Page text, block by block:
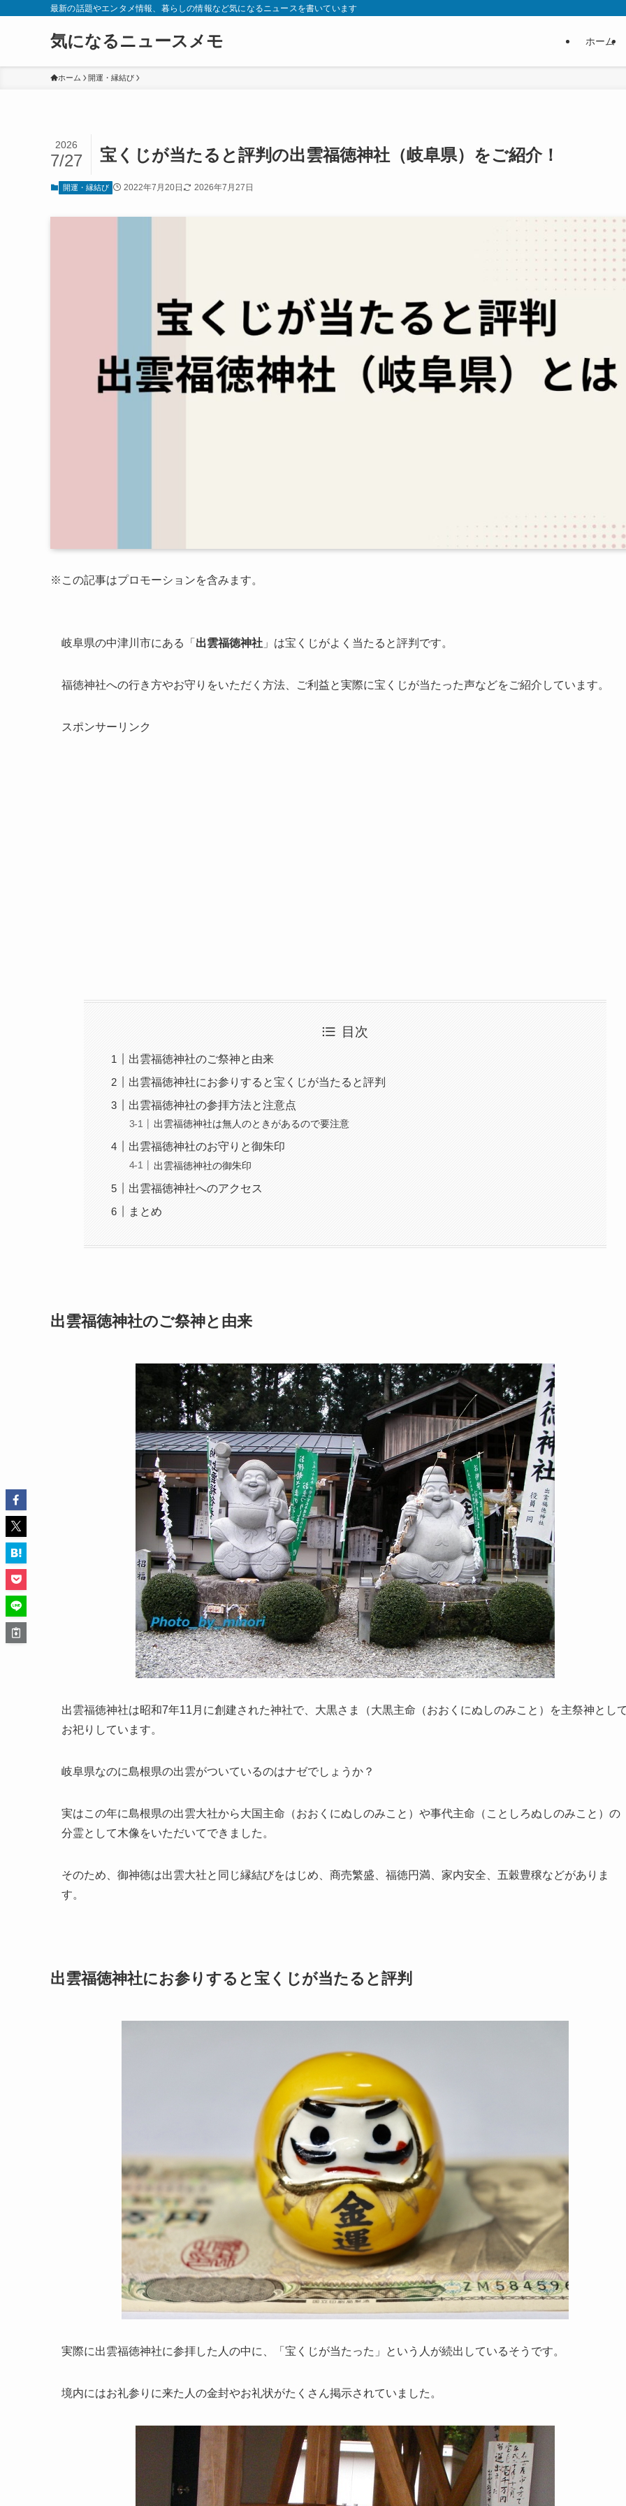
最新の話題やエンタメ情報、暮らしの情報など気になるニュースを書いています
気になるニュースメモ ホーム
ホーム 開運・縁結び
宝くじが当たると評判の出雲福徳神社（岐阜県）をご紹介！
2026
7/27
開運・縁結び 2022年7月20日 2026年7月27日
※この記事はプロモーションを含みます。
岐阜県の中津川市にある「 出雲福徳神社 」は宝くじがよく当たると評判です。
福徳神社への行き方やお守りをいただく方法、ご利益と実際に宝くじが当たった声などをご紹介しています。
スポンサーリンク
目次
出雲福徳神社のご祭神と由来
出雲福徳神社にお参りすると宝くじが当たると評判
出雲福徳神社の参拝方法と注意点
出雲福徳神社は無人のときがあるので要注意
出雲福徳神社のお守りと御朱印
出雲福徳神社の御朱印
出雲福徳神社へのアクセス
まとめ
出雲福徳神社のご祭神と由来
出雲福徳神社は昭和7年11月に創建された神社で、大黒さま（大黒主命（おおくにぬしのみこと）を主祭神とし
お祀りしています。
岐阜県なのに島根県の出雲がついているのはナゼでしょうか？
実はこの年に島根県の出雲大社から大国主命（おおくにぬしのみこと）や事代主命（ことしろぬしのみこと）の
分霊として木像をいただいてできました。
そのため、 御神徳は出雲大社と同じ縁結びをはじめ、商売繁盛、福徳円満、家内安全、五穀豊穣などがありま
す。
出雲福徳神社にお参りすると宝くじが当たると評判
実際に出雲福徳神社に参拝した人の中に、「 宝くじが当たった 」という人が続出しているそうです。
境内にはお礼参りに来た人の金封やお礼状がたくさん掲示されていました。